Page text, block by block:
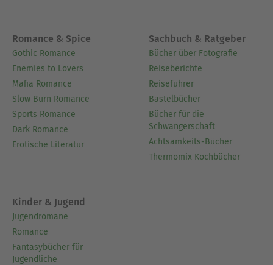
handverlesenen unvergesslichen Zitate zentrale
Aussagen und Wendepunkte zusammen und
verdeutlichen so die Kernthemen der gesamten
Sammlung.
Über Abraham a Sancta Clara
Abraham a Sancta Clara (1644–1709) hieß
eigentlich Johann Ulrich Megerle und war Sohn
eines Gastwirts im schwäbischen
Priesterweihe als Prediger in Taxa bei Augsburg
und in Wien. Abraham war kaiserlicher Prediger,
Prior in Wien und Graz und Prokurator der
deutsch-böhmischen Provinz.
Romance & Spice
Gothic Romance
Enemies to Lovers
Mafia Romance
Slow Burn Romance
Sports Romance
Dark Romance
Erotische Literatur
Sachbuch & Ratgeber
Bücher über Fotografie
Reiseberichte
Reiseführer
Bastelbücher
Bücher für die
Schwangerschaft
Achtsamkeits-Bücher
Thermomix Kochbücher
Kinder & Jugend
Jugendromane
Romance
Fantasybücher für
Jugendliche